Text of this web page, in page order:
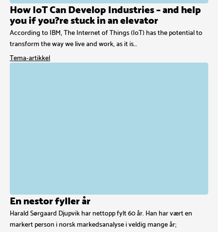
How IoT Can Develop Industries – and help
you if you?re stuck in an elevator
According to IBM, The Internet of Things (IoT) has the potential to
transform the way we live and work, as it is…
Tema-artikkel
En nestor fyller år
Harald Sørgaard Djupvik har nettopp fylt 60 år. Han har vært en
markert person i norsk markedsanalyse i veldig mange år;